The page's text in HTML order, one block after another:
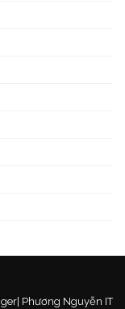
Phương Nguyễn IT